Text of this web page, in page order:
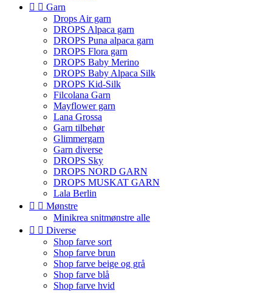
  Garn
Drops Air garn
DROPS Alpaca garn
DROPS Puna alpaca garn
DROPS Flora garn
DROPS Baby Merino
DROPS Baby Alpaca Silk
DROPS Kid-Silk
Filcolana Garn
Mayflower garn
Lana Grossa
Garn tilbehør
Glimmergarn
Garn diverse
DROPS Sky
DROPS NORD GARN
DROPS MUSKAT GARN
Lala Berlin
  Mønstre
Minikrea snitmønstre alle
  Diverse
Shop farve sort
Shop farve brun
Shop farve beige og grå
Shop farve blå
Shop farve hvid